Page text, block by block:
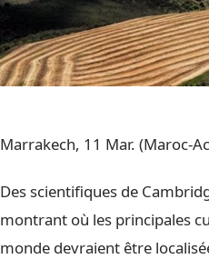
Marrakech, 11 Mar. (Maroc-
Des scientifiques de
montrant où les principales
monde devraient être